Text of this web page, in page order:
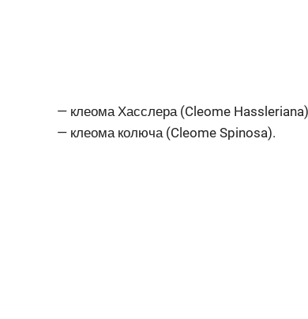
— клеома Хасслера (Cleome
— клеома колюча (Cleome Spinosa).